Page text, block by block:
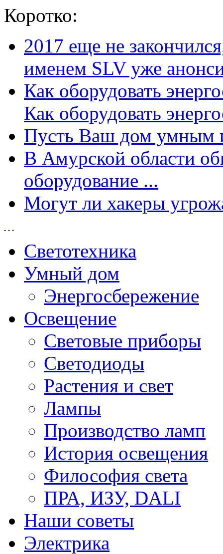
Коротко:
2017 еще не
именем SLV уже
Как оборудовать
Как оборудовать
Пусть Ваш дом умным
В Амурской области
оборудование ...
Могут ли хакеры
Светотехника
Умный дом
Энергосбережение
Освещение
Световые приборы
Светодиоды
Растения и свет
Лампы
Производство ламп
История освещения
Философия света
ПРА, ИЗУ, DALI
Наши советы
Электрика